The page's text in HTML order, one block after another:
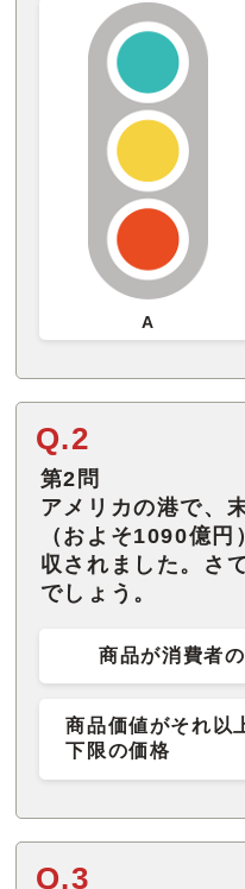
A
Q.2
第2問
アメリカの港で、
（およそ1090億
収されました。さ
でしょう。
商品が消費者
商品価値がそれ以
下限の価格
Q.3